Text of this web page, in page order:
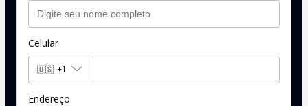
Celular
🇺🇸 +1
Endereço